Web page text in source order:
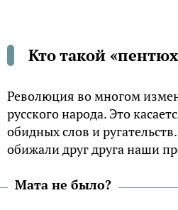
Кто такой
Революция во многом
русского народа. Это
обидных слов и
обижали друг друга наши
Мата не было?